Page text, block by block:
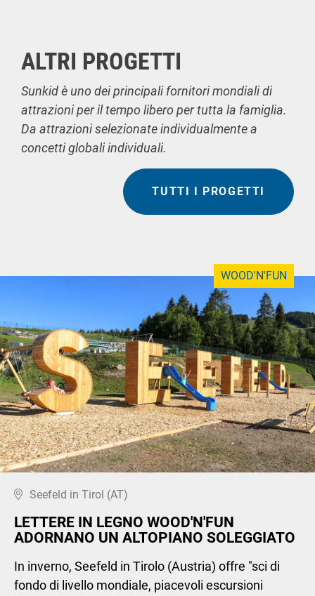
ALTRI PROGETTI
Sunkid è uno dei principali fornitori mondiali di
attrazioni per il tempo libero per tutta la famiglia.
Da attrazioni selezionate individualmente a
concetti globali individuali.
TUTTI I PROGETTI
WOOD'N'FUN
Seefeld in Tirol (AT)
LETTERE IN LEGNO WOOD'N'FUN
ADORNANO UN ALTOPIANO SOLEGGIATO
In inverno, Seefeld in Tirolo (Austria) offre "sci di
fondo di livello mondiale, piacevoli escursioni